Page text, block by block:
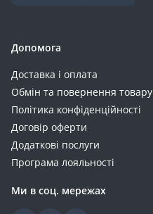
Допомога
Доставка і оплата
Обмін та повернення товару
Політика конфіденційності
Договір оферти
Додаткові послуги
Програма лояльності
Ми в соц. мережах